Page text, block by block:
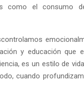
como el consumo
y educación que
es un estilo de
cuando